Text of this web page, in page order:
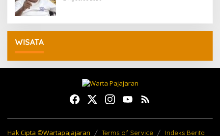
WISATA
Hak Cipta ©Wartapajajaran Terms of Service Indeks Berita